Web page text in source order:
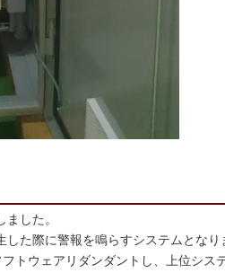
した。
た際に警報を鳴らすシステムとなり
トウェアリダンダントし、上位シス